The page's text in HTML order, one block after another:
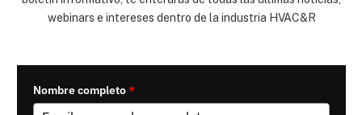
webinars e intereses dentro de la industria HVAC&R
Nombre completo*